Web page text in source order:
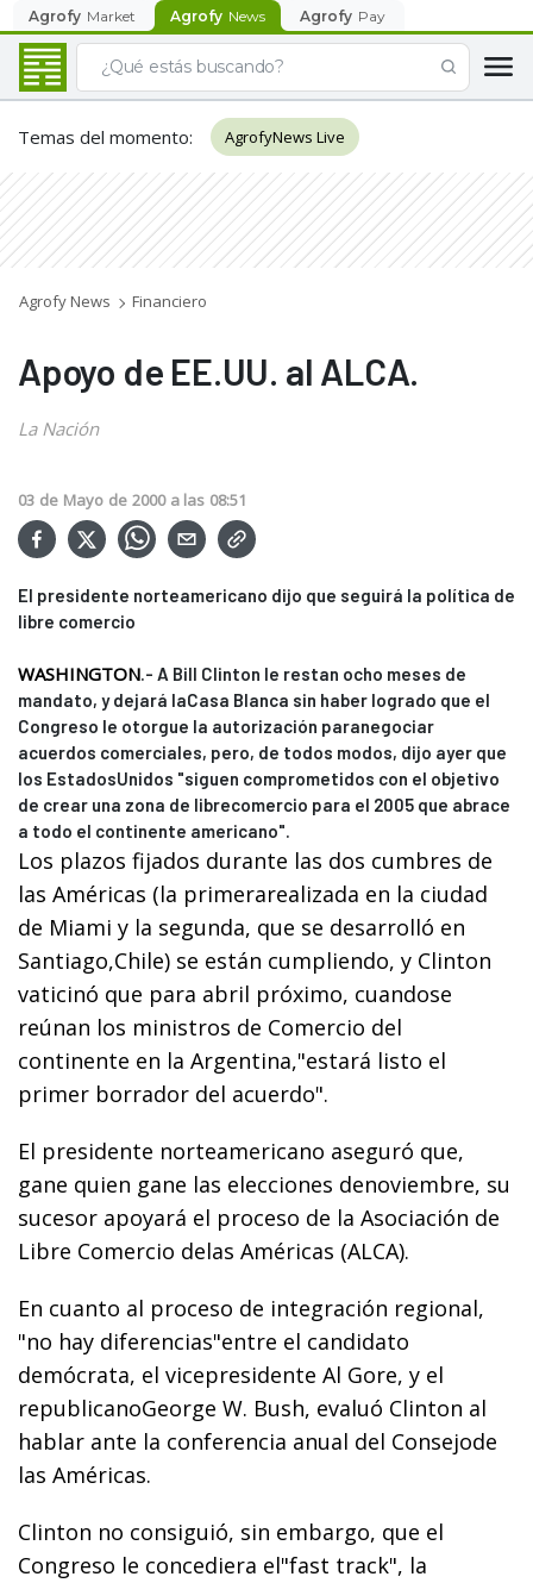
Agrofy Market Agrofy News Agrofy Pay
Temas del momento: AgrofyNews Live
Agrofy News Financiero
Apoyo de EE.UU. al ALCA.
La Nación
03 de Mayo de 2000 a las 08:51
El presidente norteamericano dijo que seguirá la política de
libre comercio
WASHINGTON.- A Bill Clinton le restan ocho meses de
mandato, y dejará laCasa Blanca sin haber logrado que el
Congreso le otorgue la autorización paranegociar
acuerdos comerciales, pero, de todos modos, dijo ayer que
los EstadosUnidos "siguen comprometidos con el objetivo
de crear una zona de librecomercio para el 2005 que abrace
a todo el continente americano".
Los plazos fijados durante las dos cumbres de
las Américas (la primerarealizada en la ciudad
de Miami y la segunda, que se desarrolló en
Santiago,Chile) se están cumpliendo, y Clinton
vaticinó que para abril próximo, cuandose
reúnan los ministros de Comercio del
continente en la Argentina,"estará listo el
primer borrador del acuerdo".
El presidente norteamericano aseguró que,
gane quien gane las elecciones denoviembre, su
sucesor apoyará el proceso de la Asociación de
Libre Comercio delas Américas (ALCA).
En cuanto al proceso de integración regional,
"no hay diferencias"entre el candidato
demócrata, el vicepresidente Al Gore, y el
republicanoGeorge W. Bush, evaluó Clinton al
hablar ante la conferencia anual del Consejode
las Américas.
Clinton no consiguió, sin embargo, que el
Congreso le concediera el"fast track", la